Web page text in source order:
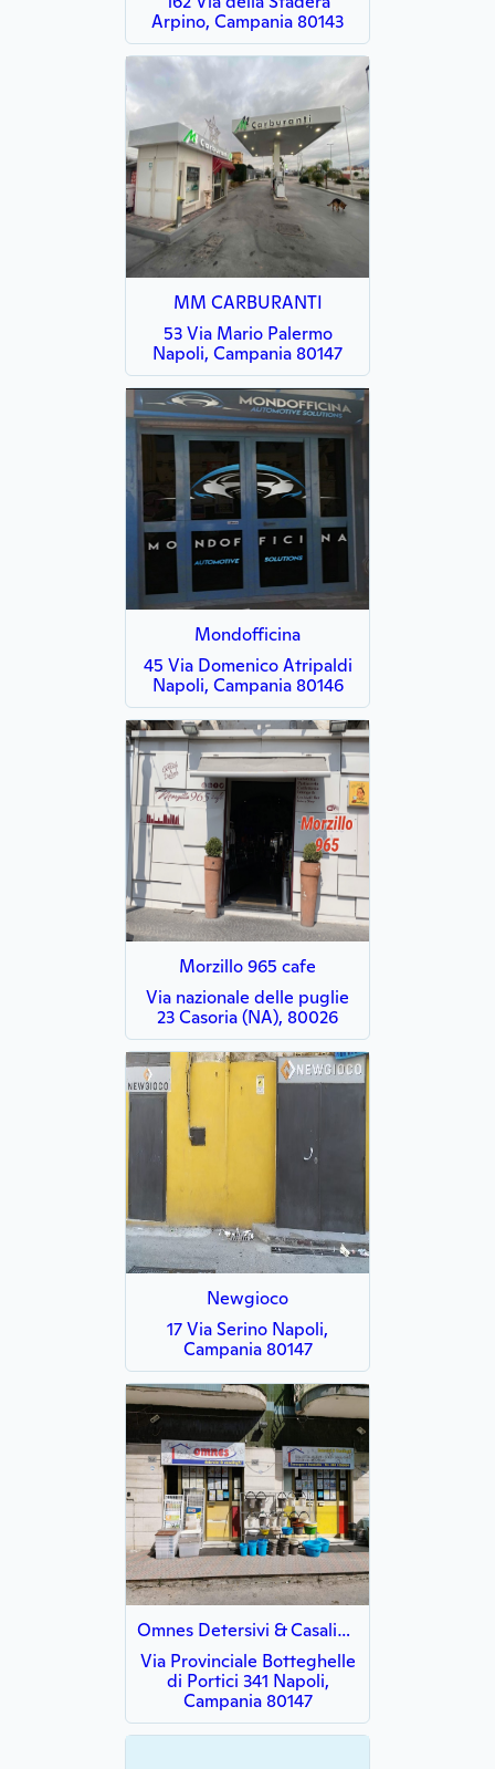
Arpino, Campania 80143
MM CARBURANTI
53 Via Mario Palermo
Napoli, Campania 80147
Mondofficina
45 Via Domenico Atripaldi
Napoli, Campania 80146
Morzillo 965 cafe
Via nazionale delle puglie
23 Casoria (NA), 80026
Newgioco
17 Via Serino Napoli,
Campania 80147
Omnes Detersivi & Casalinghi
Via Provinciale Botteghelle
di Portici 341 Napoli,
Campania 80147